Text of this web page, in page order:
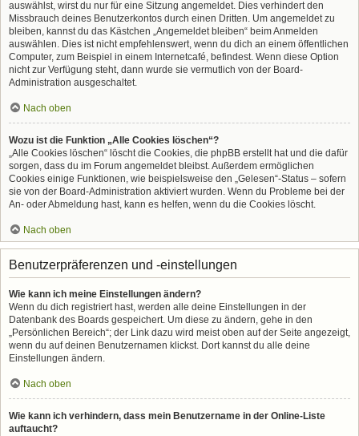
auswählst, wirst du nur für eine Sitzung angemeldet. Dies verhindert den
Missbrauch deines Benutzerkontos durch einen Dritten. Um angemeldet zu
bleiben, kannst du das Kästchen „Angemeldet bleiben“ beim Anmelden
auswählen. Dies ist nicht empfehlenswert, wenn du dich an einem öffentlichen
Computer, zum Beispiel in einem Internetcafé, befindest. Wenn diese Option
nicht zur Verfügung steht, dann wurde sie vermutlich von der Board-
Administration ausgeschaltet.
Nach oben
Wozu ist die Funktion „Alle Cookies löschen“?
„Alle Cookies löschen“ löscht die Cookies, die phpBB erstellt hat und die dafür
sorgen, dass du im Forum angemeldet bleibst. Außerdem ermöglichen
Cookies einige Funktionen, wie beispielsweise den „Gelesen“-Status – sofern
sie von der Board-Administration aktiviert wurden. Wenn du Probleme bei der
An- oder Abmeldung hast, kann es helfen, wenn du die Cookies löscht.
Nach oben
Benutzerpräferenzen und -einstellungen
Wie kann ich meine Einstellungen ändern?
Wenn du dich registriert hast, werden alle deine Einstellungen in der
Datenbank des Boards gespeichert. Um diese zu ändern, gehe in den
„Persönlichen Bereich“; der Link dazu wird meist oben auf der Seite angezeigt,
wenn du auf deinen Benutzernamen klickst. Dort kannst du alle deine
Einstellungen ändern.
Nach oben
Wie kann ich verhindern, dass mein Benutzername in der Online-Liste
auftaucht?